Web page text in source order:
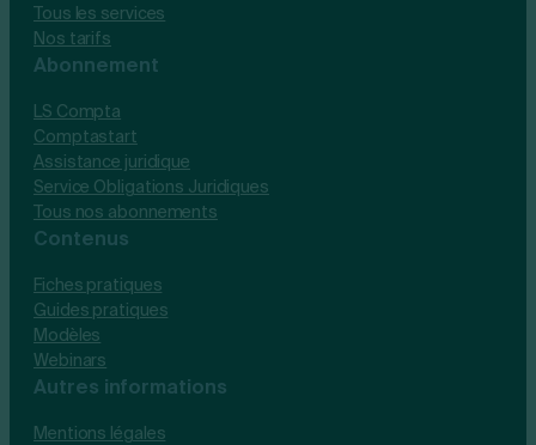
Tous les services
Nos tarifs
Abonnement
LS Compta
Comptastart
Assistance juridique
Service Obligations Juridiques
Tous nos abonnements
Contenus
Fiches pratiques
Guides pratiques
Modèles
Webinars
Autres informations
Mentions légales